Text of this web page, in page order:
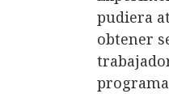
pudiera
obtener